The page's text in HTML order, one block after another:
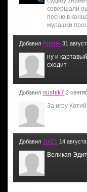
совершали
песню в
мурашки
Добавил Andrei 31
ну и
сходит
Добавил nushik7 2
За игру
Добавил Jul21 14
Великая